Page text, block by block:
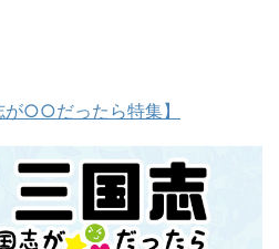
が○○だったら特集】